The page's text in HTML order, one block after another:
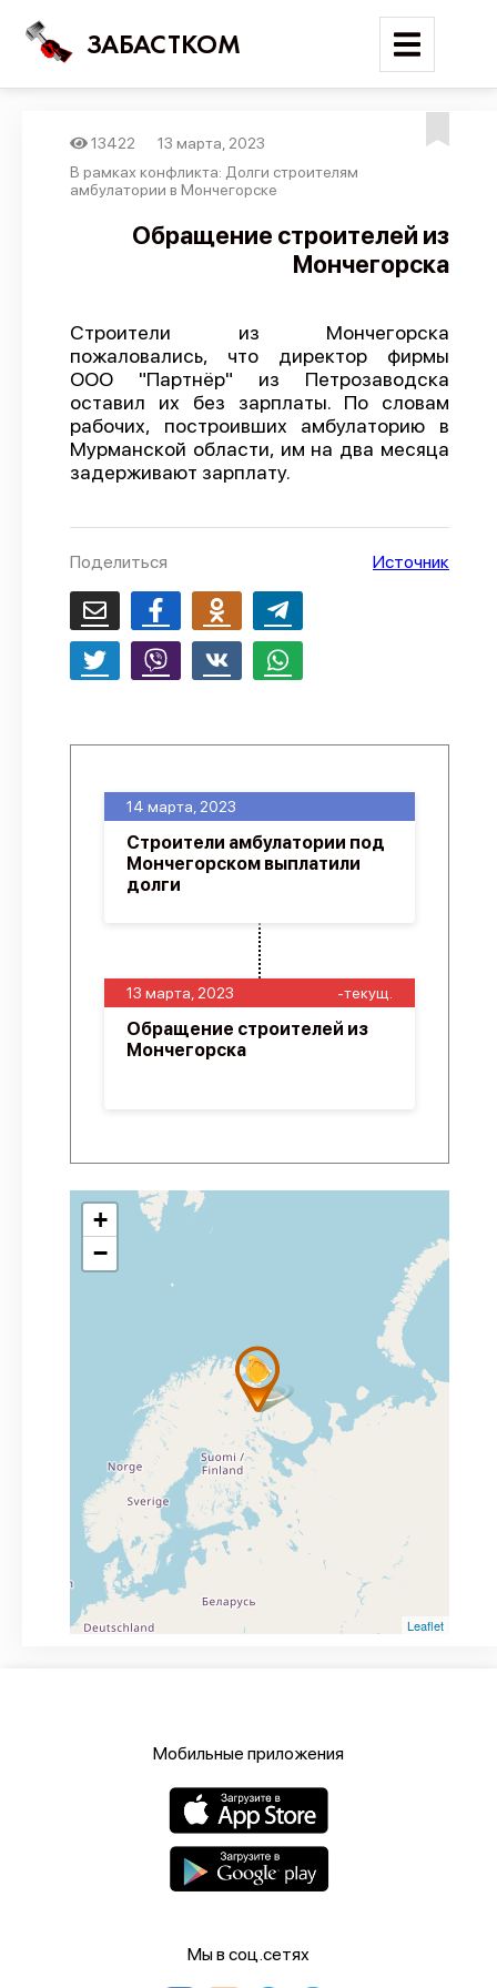
ЗАБАСТКОМ
Войти
Поиск
Трудовые конфликты
Отчеты
Предложить публикацию
Справочник
О проекте
Политика конфиденциальности
13422
13 марта, 2023
В рамках конфликта: Долги строителям
амбулатории в Мончегорске
Обращение строителей из
Мончегорска
Строители из Мончегорска
пожаловались, что директор фирмы
ООО "Партнёр" из Петрозаводска
оставил их без зарплаты. По словам
рабочих, построивших амбулаторию в
Мурманской области, им на два месяца
задерживают зарплату.
Поделиться Источник
13 марта, 2023 -текущ.
Обращение строителей из
Мончегорска
14 марта, 2023
Строители амбулатории под
Мончегорском выплатили
долги
+
−
Leaflet
Мобильные приложения
Мы в соц.сетях